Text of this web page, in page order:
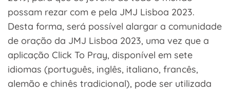
possam rezar com e pela JMJ Lisboa 2023.
Desta forma, será possível alargar a comunidade
de oração da JMJ Lisboa 2023, uma vez que a
aplicação Click To Pray, disponível em sete
idiomas (português, inglês, italiano, francês,
alemão e chinês tradicional), pode ser utilizada